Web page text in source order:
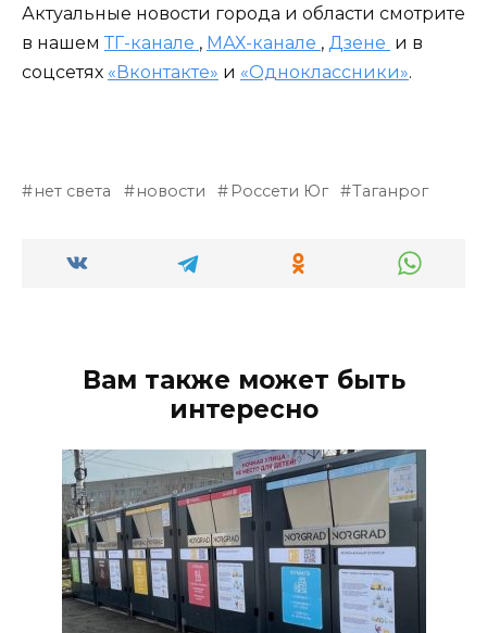
Актуальные новости города и области смотрите
в нашем ТГ-канале , МАХ-канале , Дзене и в
соцсетях «Вконтакте» и «Одноклассники».
нет света новости Россети Юг Таганрог
Вам также может быть
интересно